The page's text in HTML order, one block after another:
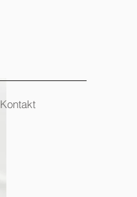
Kontakt